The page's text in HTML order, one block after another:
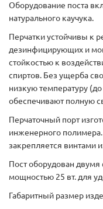
Оборудование поста
натурального каучука.
Перчатки устойчивы к
дезинфицирующих и
стойкостью к
спиртов. Без ущерба
низкую температуру
обеспечивают полную
Перчаточный порт
инженерного
закрепляется винтами
Пост оборудован
мощностью 25 вт. для
Габаритный размер